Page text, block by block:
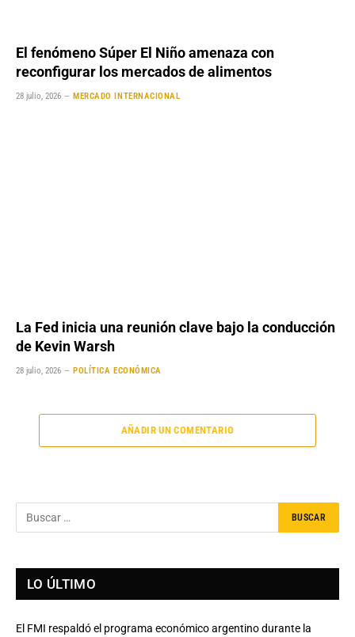
El fenómeno Súper El Niño amenaza con
reconfigurar los mercados de alimentos
28 julio, 2026 MERCADO INTERNACIONAL
La Fed inicia una reunión clave bajo la conducción
de Kevin Warsh
28 julio, 2026 POLÍTICA ECONÓMICA
AÑADIR UN COMENTARIO
LO ÚLTIMO
El FMI respaldó el programa económico argentino durante la